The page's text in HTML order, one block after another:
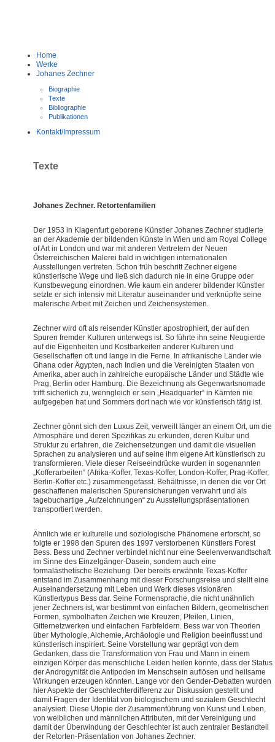
Home
Werke
Johanes Zechner
Biographie
Texte
Bibliographie
Publikationen
Kontakt/Impressum
Texte
Johanes Zechner. Retortenfamilien
Der 1953 in Klagenfurt geborene Künstler Johanes Zechner studierte
an der Akademie der bildenden Künste in Wien und am Royal College
of Art in London und war mit anderen Vertretern der Neuen
Österreichischen Malerei bald in wichtigen internationalen
Ausstellungen vertreten. Schon früh beschritt Zechner eigene
künstlerische Wege und ließ sich dadurch nie in eine Gruppe oder
Kunstbewegung einordnen. Wie kaum ein anderer bildender Künstler
setzte er sich intensiv mit Literatur auseinander und verknüpfte seine
malerische Arbeit mit Zeichen und Zeichensystemen.
Zechner wird oft als reisender Künstler apostrophiert, der auf den
Spuren fremder Kulturen unterwegs ist. So führte ihn seine Neugierde
auf die Eigenheiten und Kostbarkeiten anderer Kulturen und
Gesellschaften oft und lange in die Ferne. In afrikanische Länder wie
Ghana oder Ägypten, nach Indien und die Vereinigten Staaten von
Amerika, aber auch in zahlreiche europäische Länder und Städte wie
Prag, Berlin oder Hamburg. Die Bezeichnung als Gegenwartsnomade
trifft sicherlich zu, wenngleich er sein „Headquarter“ in Kärnten nie
aufgegeben hat und Sommers dort nach wie vor künstlerisch tätig ist.
Zechner gönnt sich den Luxus Zeit, verweilt länger an einem Ort, um die
Atmosphäre und deren Spezifikas zu erkunden, deren Kultur und
Struktur zu erfahren, die Zeichensetzungen und damit die visuellen
Sprachen zu analysieren und auf seine ihm eigene Art künstlerisch zu
transformieren. Viele dieser Reiseeindrücke wurden in sogenannten
„Kofferarbeiten“ (Afrika-Koffer, Texas-Koffer, London-Koffer, Prag-Koffer,
Berlin-Koffer etc.) zusammengefasst. Behältnisse, in denen die vor Ort
geschaffenen malerischen Spurensicherungen verwahrt und als
tagebuchartige „Aufzeichnungen“ zu Ausstellungspräsentationen
transportiert werden.
Ähnlich wie er kulturelle und soziologische Phänomene erforscht, so
folgte er 1998 den Spuren des 1997 verstorbenen Künstlers Forest
Bess. Bess und Zechner verbindet nicht nur eine Seelenverwandtschaft
im Sinne des Einzelgänger-Dasein, sondern auch eine
formalästhetische Beziehung. Der bereits erwähnte Texas-Koffer
entstand im Zusammenhang mit dieser Forschungsreise und stellt eine
Auseinandersetzung mit Leben und Werk dieses visionären
Künstlertypus Bess dar. Seine Formensprache, die nicht unähnlich
jener Zechners ist, war bestimmt von einfachen Bildern, geometrischen
Formen, symbolhaften Zeichen wie Kreuzen, Pfeilen, Linien,
Gitternetzwerken und einfachen Farbfeldern. Bess war von Theorien
über Mythologie, Alchemie, Archäologie und Religion beeinflusst und
künstlerisch inspiriert. Seine Vorstellung war geprägt von dem
Gedanken, dass die Transformation von Frau und Mann in einem
einzigen Körper das menschliche Leiden heilen könnte, dass der Status
der Androgynität die Antipoden im Menschsein auflösen und heilsame
Wirkungen erzeugen könnten. Lange vor den Gender-Debatten wurden
hier Aspekte der Geschlechterdifferenz zur Diskussion gestellt und
damit Fragen der Identität von biologischem und sozialem Geschlecht
analysiert. Diese Utopie der Zusammenführung von Kunst und Leben,
von weiblichen und männlichen Attributen, mit der Vereinigung und
damit der Überwindung der Geschlechter ist auch zentraler Bestandteil
der Retorten-Präsentation von Johanes Zechner.